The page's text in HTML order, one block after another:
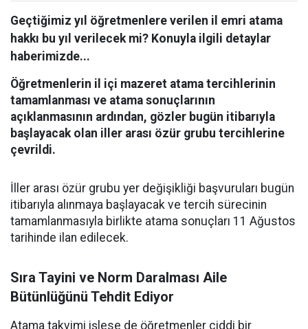
Geçtiğimiz yıl öğretmenlere verilen il emri atama
hakkı bu yıl verilecek mi? Konuyla ilgili detaylar
haberimizde...
Öğretmenlerin il içi mazeret atama tercihlerinin
tamamlanması ve atama sonuçlarının
açıklanmasının ardından, gözler bugün itibarıyla
başlayacak olan iller arası özür grubu tercihlerine
çevrildi.
İller arası özür grubu yer değişikliği başvuruları bugün
itibarıyla alınmaya başlayacak ve tercih sürecinin
tamamlanmasıyla birlikte atama sonuçları 11 Ağustos
tarihinde ilan edilecek.
Sıra Tayini ve Norm Daralması Aile
Bütünlüğünü Tehdit Ediyor
Atama takvimi işlese de öğretmenler ciddi bir